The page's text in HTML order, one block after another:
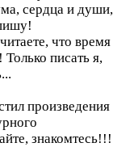
сердца и души,
что время
писать я,
произведения
знакомтесь!!!